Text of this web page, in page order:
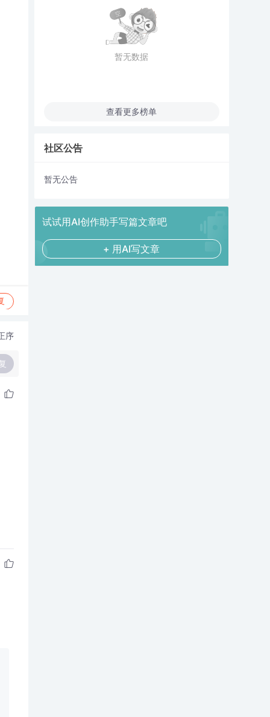
序
暂无数据
查看更多榜单
社区公告
暂无公告
试试用AI创作助手写篇文章吧
+ 用AI写文章